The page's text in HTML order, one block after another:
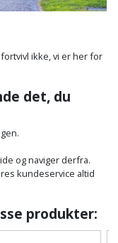
ikke, vi er her for
det, du
og naviger derfra.
kundeservice altid
produkter: